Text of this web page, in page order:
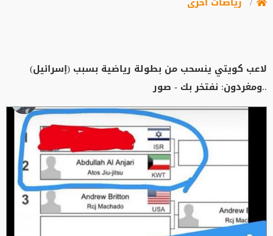
لاعب كويتي ينسحب من بطولة رياضية بسبب (إسرائيل)
..ومغردون: نفتخر بك - صور